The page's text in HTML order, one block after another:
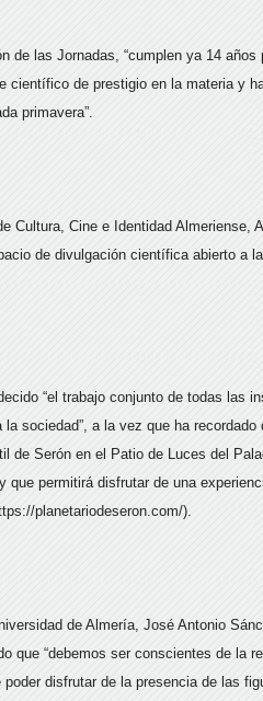
de las Jornadas, “cumplen ya 14 años
científico de prestigio en la materia y
primavera”.
Cultura, Cine e Identidad Almeriense,
de divulgación científica abierto a
“el trabajo conjunto de todas las
sociedad”, a la vez que ha
de Serón en el Patio de Luces del
permitirá disfrutar de una
planetariodeseron.com/).
de Almería, José Antonio
que “debemos ser conscientes de la
disfrutar de la presencia de las